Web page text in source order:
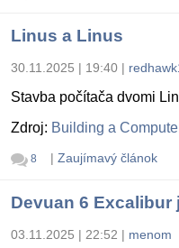
Linus a Linus
30.11.2025 | 19:40 |
Stavba počítača dvomi
Zdroj: Building a
8 | Zaujímavý článok
Devuan 6 Excalibur
03.11.2025 | 22:52 | menom